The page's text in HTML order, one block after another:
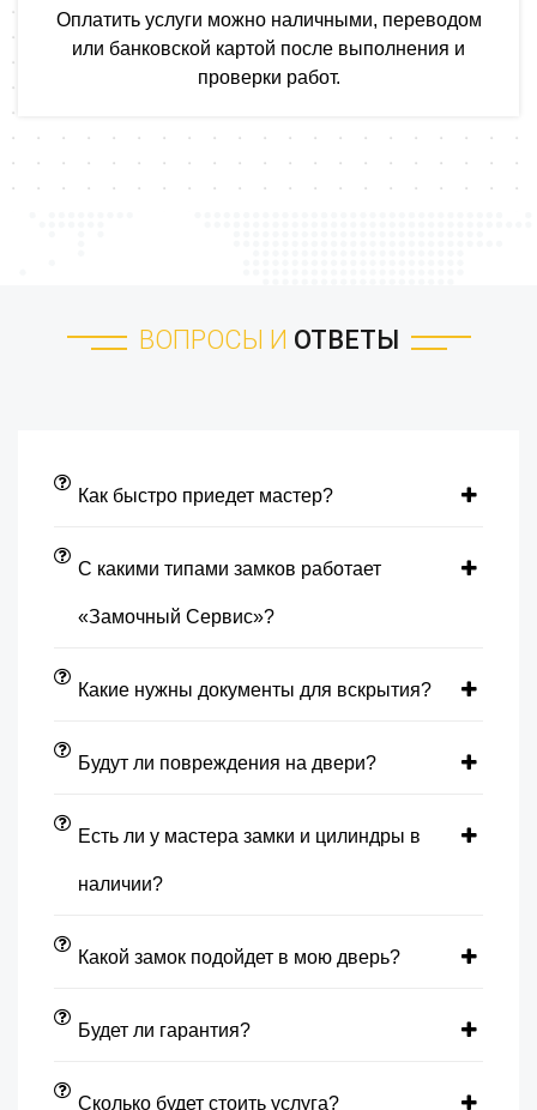
Оплатить услуги можно наличными, переводом
или банковской картой после выполнения и
проверки работ.
ВОПРОСЫ И ОТВЕТЫ
Как быстро приедет мастер?
С какими типами замков работает
«Замочный Сервис»?
Какие нужны документы для вскрытия?
Будут ли повреждения на двери?
Есть ли у мастера замки и цилиндры в
наличии?
Какой замок подойдет в мою дверь?
Будет ли гарантия?
Сколько будет стоить услуга?